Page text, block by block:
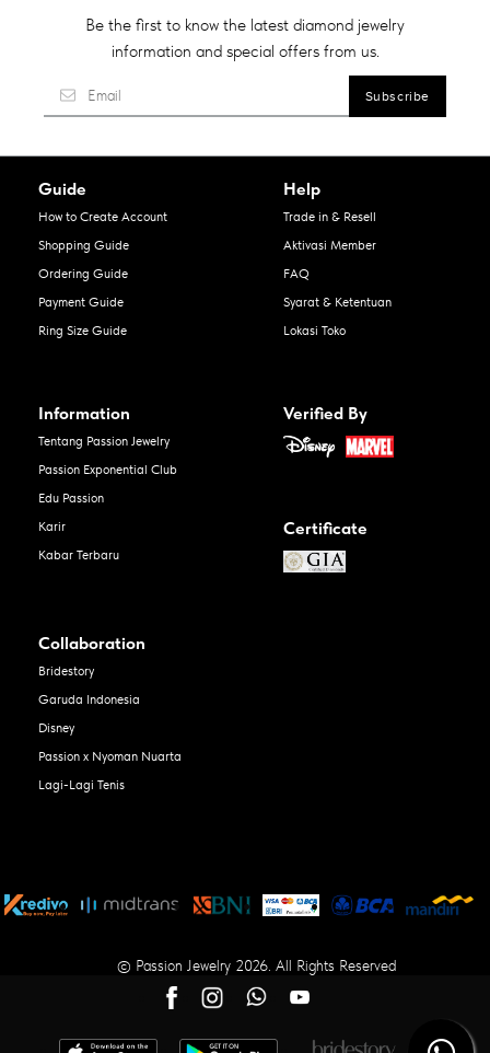
Be the first to know the latest diamond jewelry
information and special offers from us.
Guide
How to Create Account
Shopping Guide
Ordering Guide
Payment Guide
Ring Size Guide
Help
Trade in & Resell
Aktivasi Member
FAQ
Syarat & Ketentuan
Lokasi Toko
Information
Tentang Passion Jewelry
Passion Exponential Club
Edu Passion
Karir
Kabar Terbaru
Verified By
Certificate
Collaboration
Bridestory
Garuda Indonesia
Disney
Passion x Nyoman Nuarta
Lagi-Lagi Tenis
© Passion Jewelry 2026. All Rights Reserved